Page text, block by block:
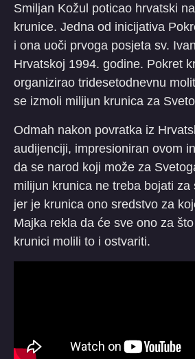
Smiljan Kožul poticao hrvatski
krunice. Jedna od inicijativa
i ona uoči prvoga posjeta sv.
Hrvatskoj 1994. godine. Pokret
organizirao tridesetodnevnu
se izmoli milijun krunica za
Odmah nakon povratka iz
audijenciji, impresioniran ovom
da se narod koji može za
milijun krunica ne treba bojati za
jer je krunica ono sredstvo za
Majka rekla da će sve ono za
krunici molili to i ostvariti.